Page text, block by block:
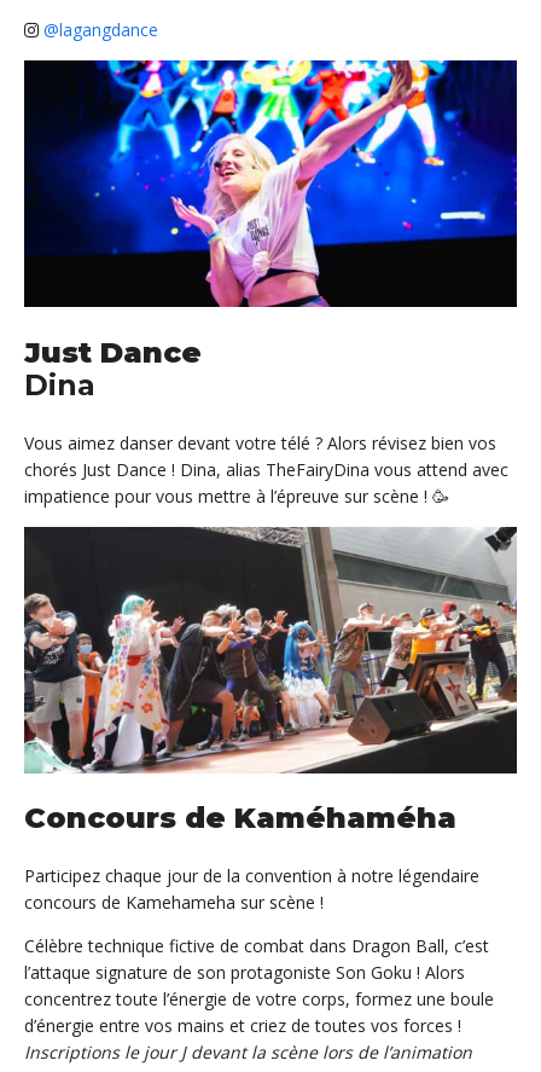
@lagangdance
Just Dance
Dina
Vous aimez danser devant votre télé ? Alors révisez bien vos
chorés Just Dance ! Dina, alias TheFairyDina vous attend avec
impatience pour vous mettre à l’épreuve sur scène ! 🥳
Concours de Kaméhaméha
Participez chaque jour de la convention à notre légendaire
concours de Kamehameha sur scène !
Célèbre technique fictive de combat dans Dragon Ball, c’est
l’attaque signature de son protagoniste Son Goku ! Alors
concentrez toute l’énergie de votre corps, formez une boule
d’énergie entre vos mains et criez de toutes vos forces !
Inscriptions le jour J devant la scène lors de l’animation